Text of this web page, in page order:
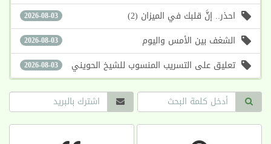
2026-08-03 احذر.. إنَّ قلبك في الميزان (2)
2026-08-03 الشغف بين الأمس واليوم
2026-08-03 تعليق على التسريب المنسوب للشيخ الحويني